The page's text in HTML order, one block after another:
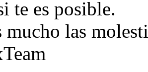
te es posible.
mucho las